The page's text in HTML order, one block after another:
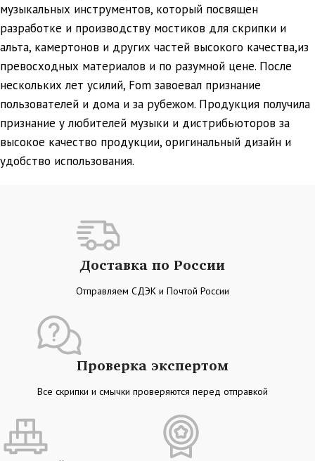
музыкальных инструментов, который посвящен
разработке и производству мостиков для скрипки и
альта, камертонов и других частей высокого качества,из
превосходных материалов и по разумной цене. После
нескольких лет усилий, Fom завоевал признание
пользователей и дома и за рубежом. Продукция получила
признание у любителей музыки и дистрибьюторов за
высокое качество продукции, оригинальный дизайн и
удобство использования.
Доставка по России
Отправляем СДЭК и Почтой России
Проверка экспертом
Все скрипки и смычки проверяются перед отправкой